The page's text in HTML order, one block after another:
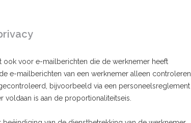
ook voor e-mailberichten die de werknemer heeft
e-mailberichten van een werknemer alleen controleren
bijvoorbeeld via een personeelsreglement
is aan de proportionaliteitseis.